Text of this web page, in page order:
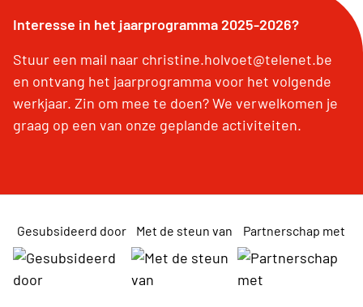
Interesse in het jaarprogramma 2025-2026?
Stuur een mail naar christine.holvoet@telenet.be
en ontvang het jaarprogramma voor het volgende
werkjaar. Zin om mee te doen? We verwelkomen je
graag op een van onze geplande activiteiten.
Gesubsideerd door Met de steun van Partnerschap met